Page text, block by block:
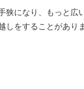
狭になり、もっと広
しをすることがあり